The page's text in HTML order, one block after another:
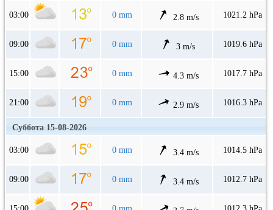
03:00 0 mm 2.8 m/s 1021.2 hPa
09:00 0 mm 3 m/s 1019.6 hPa
15:00 0 mm 4.3 m/s 1017.7 hPa
21:00 0 mm 2.9 m/s 1016.3 hPa
Суббота 15-08-2026
03:00 0 mm 3.4 m/s 1014.5 hPa
09:00 0 mm 3.4 m/s 1012.7 hPa